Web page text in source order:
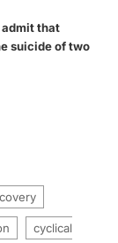
admit that
suicide of two
cyclical